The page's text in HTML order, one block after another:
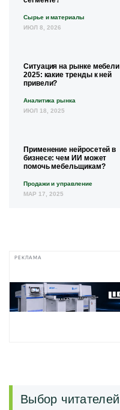
Сырье и материалы
ИЮЛ 8, 2026
Ситуация на рынке мебели
2025: какие тренды к ней
привели?
Аналитика рынка
ИЮЛ 18, 2025
Применение нейросетей в
бизнесе: чем ИИ может
помочь мебельщикам?
Продажи и управление
МАР 17, 2025
РЕКЛАМА
Выбор читателей